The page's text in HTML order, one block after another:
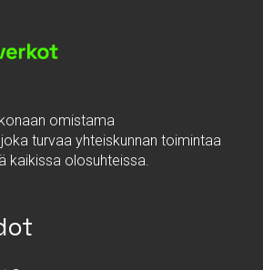
omistama
turvaa yhteiskunnan toimintaa
kaikissa olosuhteissa.